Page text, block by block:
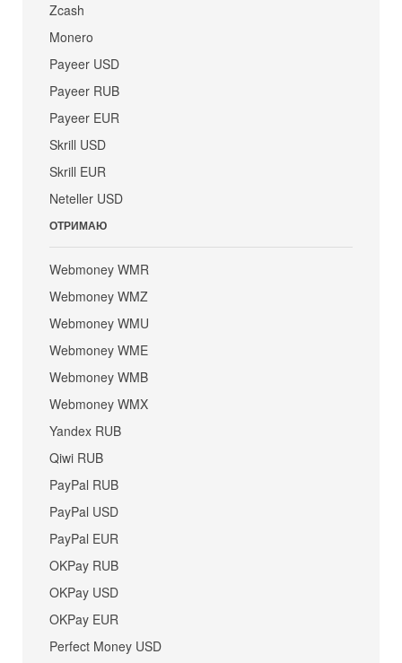
Zcash
Monero
Payeer USD
Payeer RUB
Payeer EUR
Skrill USD
Skrill EUR
Neteller USD
ОТРИМАЮ
Webmoney WMR
Webmoney WMZ
Webmoney WMU
Webmoney WME
Webmoney WMB
Webmoney WMX
Yandex RUB
Qiwi RUB
PayPal RUB
PayPal USD
PayPal EUR
OKPay RUB
OKPay USD
OKPay EUR
Perfect Money USD